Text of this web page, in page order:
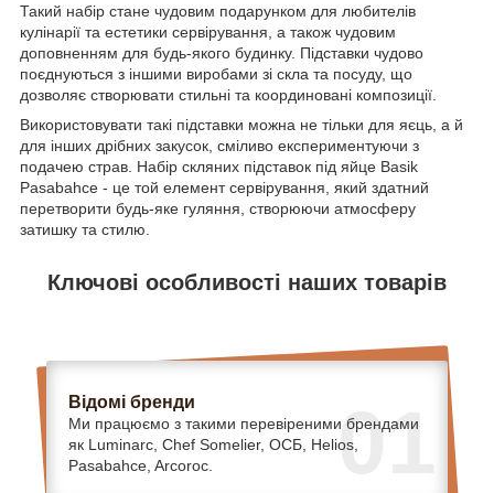
Такий набір стане чудовим подарунком для любителів
кулінарії та естетики сервірування, а також чудовим
доповненням для будь-якого будинку. Підставки чудово
поєднуються з іншими виробами зі скла та посуду, що
дозволяє створювати стильні та координовані композиції.
Використовувати такі підставки можна не тільки для яєць, а й
для інших дрібних закусок, сміливо експериментуючи з
подачею страв. Набір скляних підставок під яйце Basik
Pasabahce - це той елемент сервірування, який здатний
перетворити будь-яке гуляння, створюючи атмосферу
затишку та стилю.
Ключові особливості наших товарів
01
Відомі бренди
Ми працюємо з такими перевіреними брендами
як Luminarc, Chef Somelier, ОСБ, Helios,
Pasabahce, Arcoroc.